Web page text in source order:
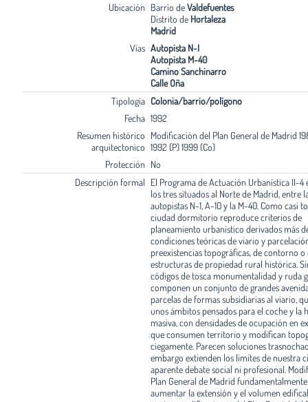
Ubicación Barrio deValdefuentes
Distrito de Hortaleza
Madrid
Vías Autopista N-I
Autopista M-40
Camino Sanchinarro
Calle Oña
Tipología Colonia/barrio/polígono
Fecha 1992
Resumen histórico
arquitectonico
Modificación del Plan General de Madrid
1992 (P) 1999 (Co)
Protección No
Descripción formal El Programa de Actuación Urbanística II-4
los tres situados al Norte de Madrid, entre
autopistas N-1, A-10 y la M-40. Como casi
ciudad dormitorio reproduce criterios de
planeamiento urbanístico derivados más
condiciones teóricas de viario y
preexistencias topográficas, de contorno o
estructuras de propiedad rural histórica.
códigos de tosca monumentalidad y ruda
componen un conjunto de grandes
parcelas de formas subsidiarias al viario,
unos ámbitos pensados para el coche y la
masiva, con densidades de ocupación en
que consumen territorio y modifican
ciegamente. Parecen soluciones
embargo extienden los límites de nuestra
aparente debate social ni profesional.
Plan General de Madrid
aumentar la extensión y el volumen